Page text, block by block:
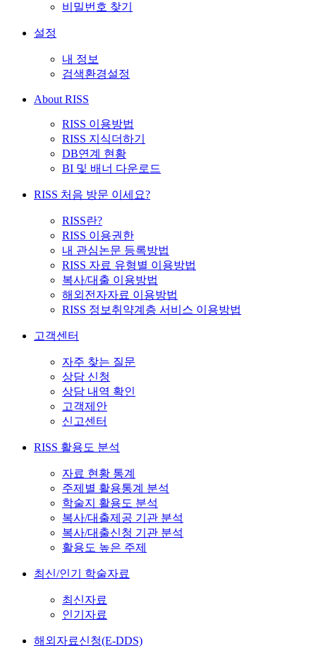
비밀번호 찾기
설정
내 정보
검색환경설정
About RISS
RISS 이용방법
RISS 지식더하기
DB연계 현황
BI 및 배너 다운로드
RISS 처음 방문 이세요?
RISS란?
RISS 이용권한
내 관심논문 등록방법
RISS 자료 유형별 이용방법
복사/대출 이용방법
해외전자자료 이용방법
RISS 정보취약계층 서비스 이용방법
고객센터
자주 찾는 질문
상담 신청
상담 내역 확인
고객제안
신고센터
RISS 활용도 분석
자료 현황 통계
주제별 활용통계 분석
학술지 활용도 분석
복사/대출제공 기관 분석
복사/대출신청 기관 분석
활용도 높은 주제
최신/인기 학술자료
최신자료
인기자료
해외자료신청(E-DDS)